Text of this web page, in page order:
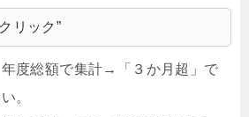
リック”
年度総額で集計→「３か月超」で
。